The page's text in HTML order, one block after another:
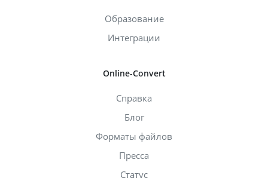
Образование
Интеграции
Online-Convert
Справка
Блог
Форматы файлов
Пресса
Статус